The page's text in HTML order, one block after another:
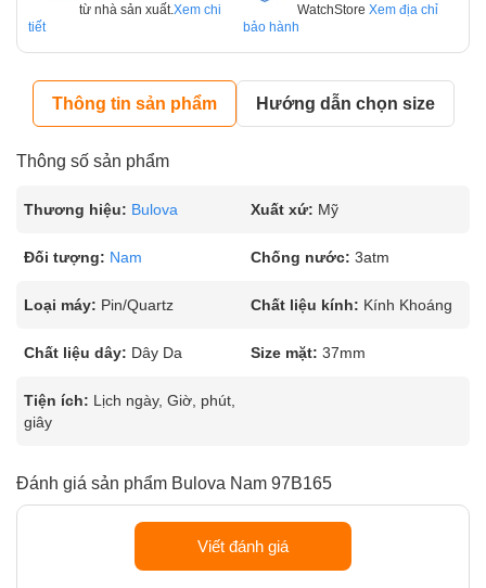
từ nhà sản xuất. Xem chi
tiết
WatchStore Xem địa chỉ
bảo hành
Thông tin sản phẩm Hướng dẫn chọn size
Thông số sản phẩm
Thương hiệu: Bulova Xuất xứ: Mỹ
Đối tượng: Nam Chống nước: 3atm
Loại máy: Pin/Quartz Chất liệu kính: Kính Khoáng
Chất liệu dây: Dây Da Size mặt: 37mm
Tiện ích: Lịch ngày, Giờ, phút,
giây
Đánh giá sản phẩm Bulova Nam 97B165
Viết đánh giá